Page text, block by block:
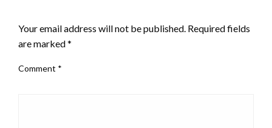
Your email address will not be published. Required fields
are marked*
Comment *